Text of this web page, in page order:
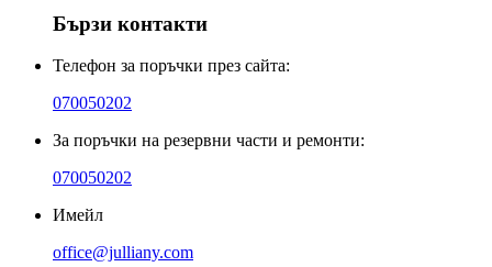
Бързи контакти
Телефон за поръчки през сайта:
070050202
За поръчки на резервни части и ремонти:
070050202
Имейл
office@julliany.com